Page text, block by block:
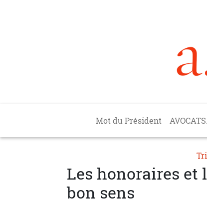
Main navigation
Mot du Président
Les honoraires et
bon sens